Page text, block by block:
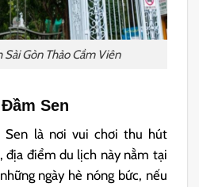
Gòn Thảo Cầm Viên
Sen
Sen là nơi vui chơi thu hút
địa điểm du lịch này nằm tại
ngày hè nóng bức, nếu